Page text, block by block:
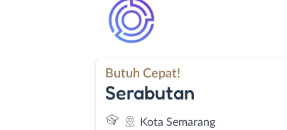
Butuh Cepat!
Serabutan
Kota Semarang